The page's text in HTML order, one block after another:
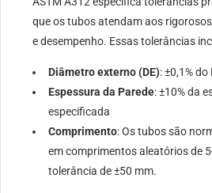
que os tubos atendam aos
e desempenho. Essas tolerâncias
Diâmetro externo (DE): ±0,1%
Espessura da Parede: ±10% da
especificada
Comprimento: Os tubos são
em comprimentos aleatórios de
tolerância de ±50 mm.